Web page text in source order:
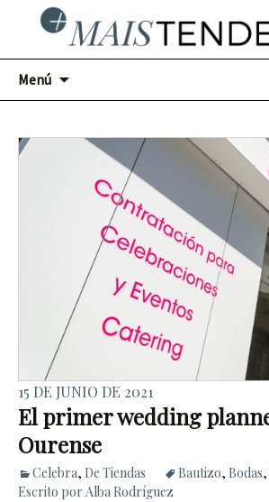
MaisTendencia
Blog plurisectorial de
tendencias en Ourense
Menú
15 DE JUNIO DE 2021
El primer wedding
Ourense
Celebra, De Tiendas Bautizo, Bodas,
Escrito por Alba Rodríguez